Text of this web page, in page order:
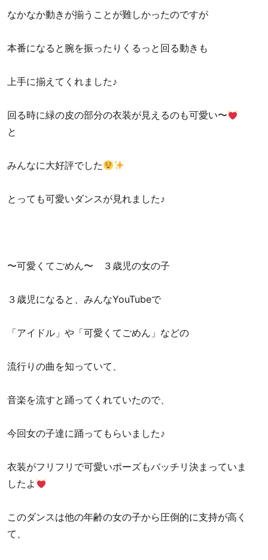
なかなか動きが揃うことが難しかったのですが
本番になると腕を振ったりくるっと回る動きも
上手に揃えてくれました♪
回る時に緑の皮の部分の衣装が見えるのも可愛い〜
と
みんなに大好評でした
とっても可愛いダンスが見れました♪
〜可愛くてごめん〜 ３歳児の女の子
３歳児になると、みんなYouTubeで
「アイドル」や「可愛くてごめん」などの
流行りの曲を知っていて、
音楽を流すと踊ってくれていたので、
今回女の子達に踊ってもらいました♪
衣装がフリフリで可愛いポーズもバッチリ決まっていま
したよ
このダンスは他の年齢の女の子から圧倒的に支持が高く
て、